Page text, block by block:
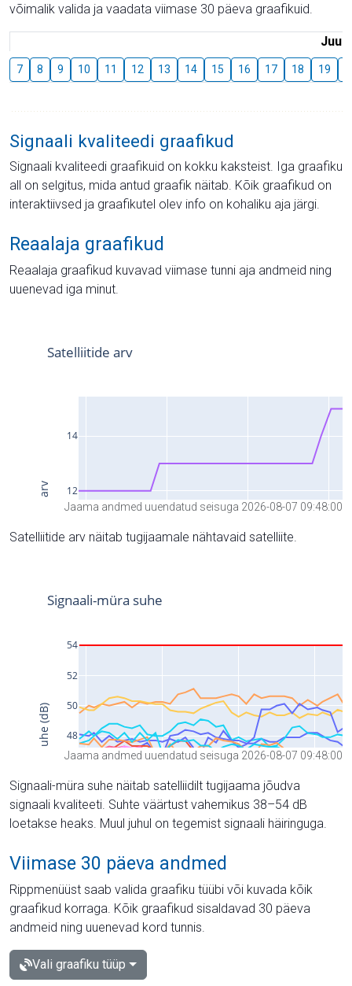
võimalik valida ja vaadata viimase 30 päeva graafikuid.
Juuli
7 8 9 10 11 12 13 14 15 16 17 18 19
Signaali kvaliteedi graafikud
Signaali kvaliteedi graafikuid on kokku kaksteist. Iga graafiku
all on selgitus, mida antud graafik näitab. Kõik graafikud on
interaktiivsed ja graafikutel olev info on kohaliku aja järgi.
Reaalaja graafikud
Reaalaja graafikud kuvavad viimase tunni aja andmeid ning
uuenevad iga minut.
Jaama andmed uuendatud seisuga 2026-08-07 09:48:00
Satelliitide arv näitab tugijaamale nähtavaid satelliite.
Jaama andmed uuendatud seisuga 2026-08-07 09:48:00
Signaali-müra suhe näitab satelliidilt tugijaama jõudva
signaali kvaliteeti. Suhte väärtust vahemikus 38–54 dB
loetakse heaks. Muul juhul on tegemist signaali häiringuga.
Viimase 30 päeva andmed
Rippmenüüst saab valida graafiku tüübi või kuvada kõik
graafikud korraga. Kõik graafikud sisaldavad 30 päeva
andmeid ning uuenevad kord tunnis.
Vali graafiku tüüp